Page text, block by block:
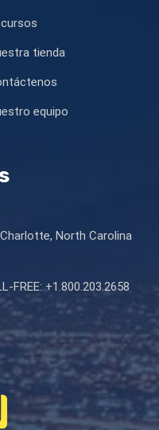
tienda
equipo
Charlotte, North Carolina
FREE:+1.800.203.2658